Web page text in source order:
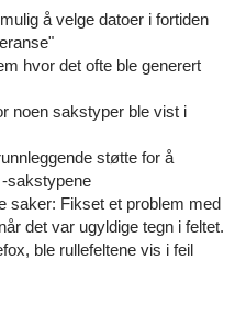
å velge datoer i fortiden
hvor det ofte ble generert
noen sakstyper ble vist i
støtte for å
sakstypene
Fikset et problem med
det var ugyldige tegn i feltet.
ble rullefeltene vis i feil